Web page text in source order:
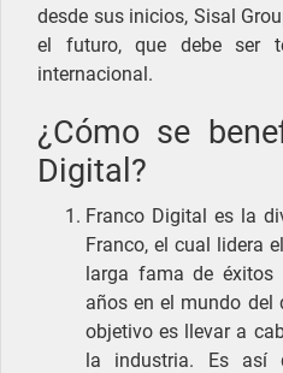
desde sus inicios, Sisal
el futuro, que debe ser
internacional.
¿Cómo se
Digital?
Franco Digital es la
Franco, el cual lidera
larga fama de éxitos
años en el mundo del
objetivo es llevar a
la industria. Es así